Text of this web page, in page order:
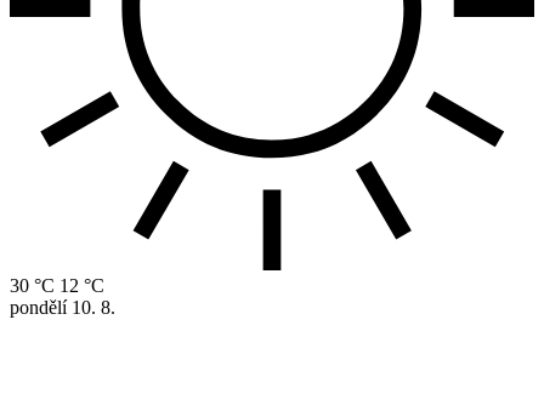
30 °C 12 °C
pondělí 10. 8.